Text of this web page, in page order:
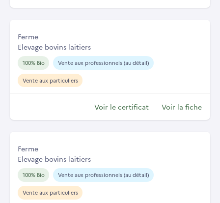
Ferme
Elevage bovins laitiers
100% Bio Vente aux professionnels (au détail)
Vente aux particuliers
Voir le certificat Voir la fiche
Ferme
Elevage bovins laitiers
100% Bio Vente aux professionnels (au détail)
Vente aux particuliers